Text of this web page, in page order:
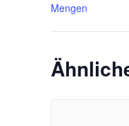
Mengen